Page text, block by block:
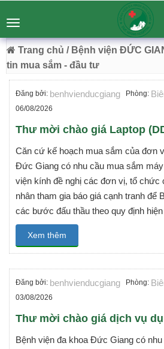
BỆNH VIỆN ĐA KHOA ĐỨC
Chuyên Sâu - Tận Tâm - Vươn Tầm
54 Trường Lâm, Việt Hưng, Hà
Toggle
navigation
Trang chủ / Bệnh viện ĐỨC
tin mua sắm - đầu tư
Đăng bởi: benhvienducgiang Phòng:
06/08/2026
Thư mời chào giá Laptop
Căn cứ kế hoạch mua sắm của đơn
Đức Giang có nhu cầu mua sắm
viện kính đề nghị các đơn vị, tổ chức
nhân tham gia báo giá cạnh tranh để
các bước đấu thầu theo quy định
Xem thêm
Đăng bởi: benhvienducgiang Phòng:
03/08/2026
Thư mời chào giá dịch vụ
Bệnh viện đa khoa Đức Giang có